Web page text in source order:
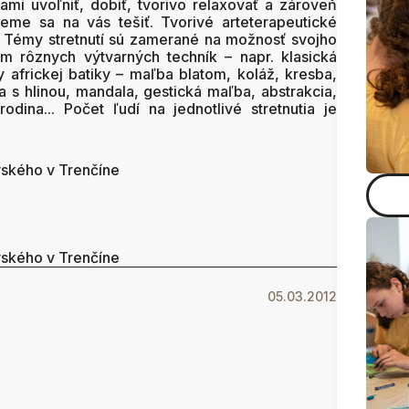
uvoľniť, dobiť, tvorivo relaxovať a zároveň
sa na vás tešiť. Tvorivé arteterapeutické
stretnutí sú zamerané na možnosť svojho
rôznych výtvarných techník – napr. klasická
africkej batiky – maľba blatom, koláž, kresba,
s hlinou, mandala, gestická maľba, abstrakcia,
Počet ľudí na jednotlivé stretnutia je
v Trenčíne
v Trenčíne
05.03.2012